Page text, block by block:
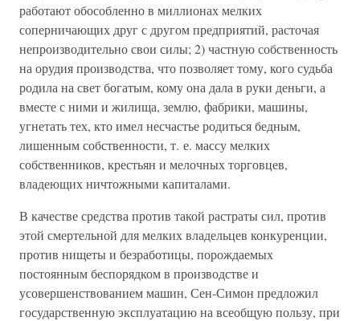
работают обособленно в миллионах мелких
соперничающих друг с другом предприятий, расточая
непроизводительно свои силы; 2) частную собственность
на орудия производства, что позволяет тому, кого судьба
родила на свет богатым, кому она дала в руки деньги, а
вместе с ними и жилища, землю, фабрики, машины,
угнетать тех, кто имел несчастье родиться бедным,
лишенным собственности, т. е. массу мелких
собственников, крестьян и мелочных торговцев,
владеющих ничтожными капиталами.
В качестве средства против такой растраты сил, против
этой смертельной для мелких владельцев конкуренции,
против нищеты и безработицы, порождаемых
постоянным беспорядком в производстве и
усовершенствованием машин, Сен-Симон предложил
государственную эксплуатацию на всеобщую пользу, при